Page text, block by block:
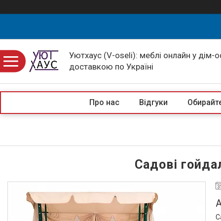
Уютхаус (V-oseli): меблі онлайн у дім-
доставкою по Україні
Про нас Відгуки
Садові